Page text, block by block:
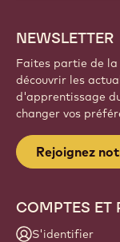
NEWSLETTER
Faites partie de la
découvrir les
d'apprentissage
changer vos
Rejoignez
COMPTES ET
S'identifier